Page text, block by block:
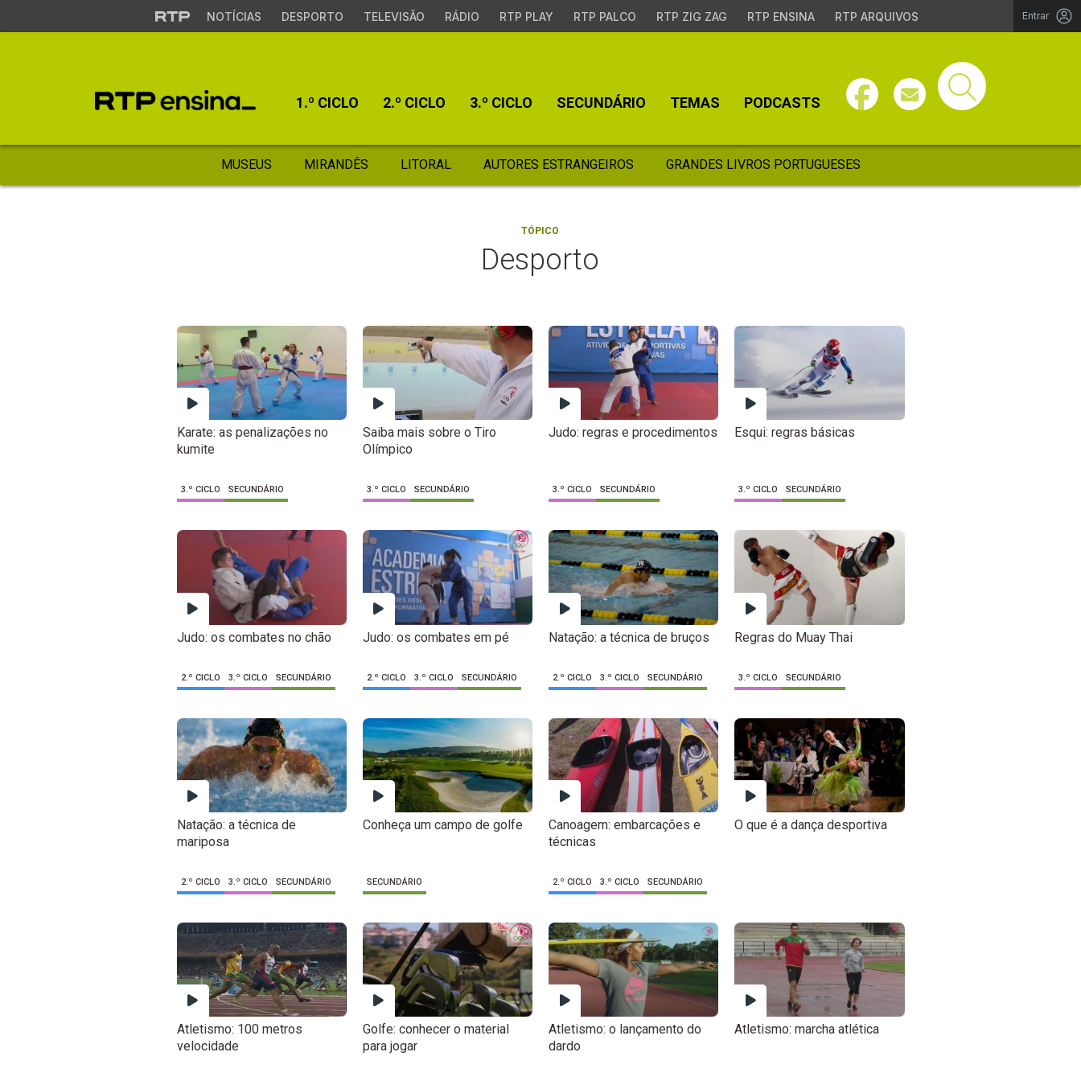
NOTÍCIAS DESPORTO TELEVISÃO RÁDIO RTP PLAY RTP PALCO RTP ZIG ZAG RTP ENSINA RTP ARQUIVOS Entrar
1.º CICLO 2.º CICLO 3.º CICLO SECUNDÁRIO TEMAS PODCASTS
MUSEUS MIRANDÊS LITORAL AUTORES ESTRANGEIROS GRANDES LIVROS PORTUGUESES
TÓPICO
Desporto
Karate: as penalizações no
kumite
3.º CICLO SECUNDÁRIO
Saiba mais sobre o Tiro
Olímpico
3.º CICLO SECUNDÁRIO
Judo: regras e procedimentos
3.º CICLO SECUNDÁRIO
Esqui: regras básicas
3.º CICLO SECUNDÁRIO
Judo: os combates no chão
2.º CICLO 3.º CICLO SECUNDÁRIO
Judo: os combates em pé
2.º CICLO 3.º CICLO SECUNDÁRIO
Natação: a técnica de bruços
2.º CICLO 3.º CICLO SECUNDÁRIO
Regras do Muay Thai
3.º CICLO SECUNDÁRIO
Natação: a técnica de
mariposa
2.º CICLO 3.º CICLO SECUNDÁRIO
Conheça um campo de golfe
SECUNDÁRIO
Canoagem: embarcações e
técnicas
2.º CICLO 3.º CICLO SECUNDÁRIO
O que é a dança desportiva
Atletismo: 100 metros
velocidade
Golfe: conhecer o material
para jogar
Atletismo: o lançamento do
dardo
Atletismo: marcha atlética